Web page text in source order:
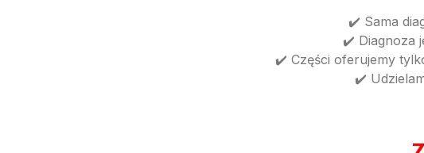
✔️ Sama
✔️ Diagnoza
✔️ Części oferujemy
✔️